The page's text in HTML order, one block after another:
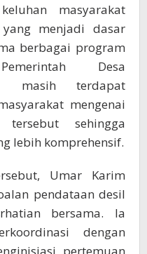
masyarakat
menjadi dasar
berbagai program
Desa
masih terdapat
mengenai
tersebut sehingga
lebih komprehensif.
Umar Karim
pendataan desil
bersama. Ia
dengan